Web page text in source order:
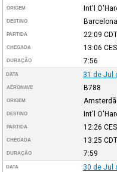
ORIGEM Int'l
DESTINO Barcelona
PARTIDA 22:09 CDT
CHEGADA 13:06
DURAÇÃO 7:56
DATA 31 de Jul
AERONAVE B788
ORIGEM
DESTINO Int'l
PARTIDA 12:26
CHEGADA 13:25 CDT
DURAÇÃO 7:59
DATA 30 de Jul